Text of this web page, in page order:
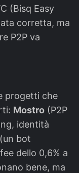
(Bisq Easy
corretta, ma
P2P va
progetti che
Mostro (P2P
identità
(un bot
dello 0,6% a
bene, ma